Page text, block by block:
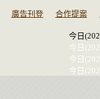
廣告刊登 合作提案
今日
今日
今日
今日